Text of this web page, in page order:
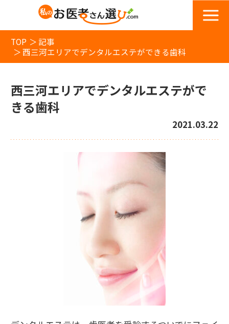
TOP
記事
西三河エリアでデンタルエステができる歯科
西三河エリアでデンタルエステがで
きる歯科
2021.03.22